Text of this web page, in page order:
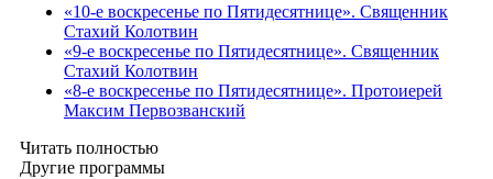
«10-е воскресенье по Пятидесятнице». Священник
Стахий Колотвин
«9-е воскресенье по Пятидесятнице». Священник
Стахий Колотвин
«8-е воскресенье по Пятидесятнице». Протоиерей
Максим Первозванский
Читать полностью
Другие программы